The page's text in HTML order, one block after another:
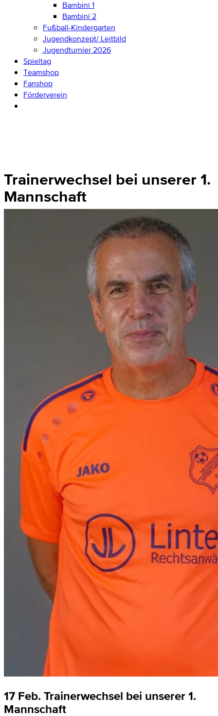
Bambini 1
Bambini 2
Fußball-Kindergarten
Jugendkonzept/ Leitbild
Jugendturnier 2026
Spieltag
Teamshop
Fanshop
Förderverein
Trainerwechsel bei unserer 1.
Mannschaft
17 Feb. Trainerwechsel bei unserer 1.
Mannschaft